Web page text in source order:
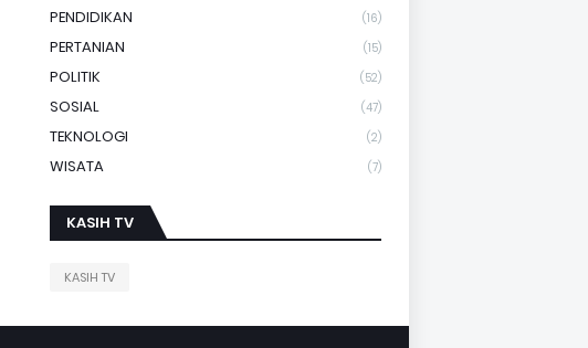
PENDIDIKAN (16)
PERTANIAN (15)
POLITIK (52)
SOSIAL (47)
TEKNOLOGI (2)
WISATA (7)
KASIH TV
KASIH TV